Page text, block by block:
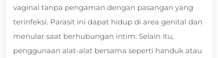
vaginal tanpa pengaman dengan pasangan yang
terinfeksi. Parasit ini dapat hidup di area genital dan
menular saat berhubungan intim. Selain itu,
penggunaan alat-alat bersama seperti handuk atau